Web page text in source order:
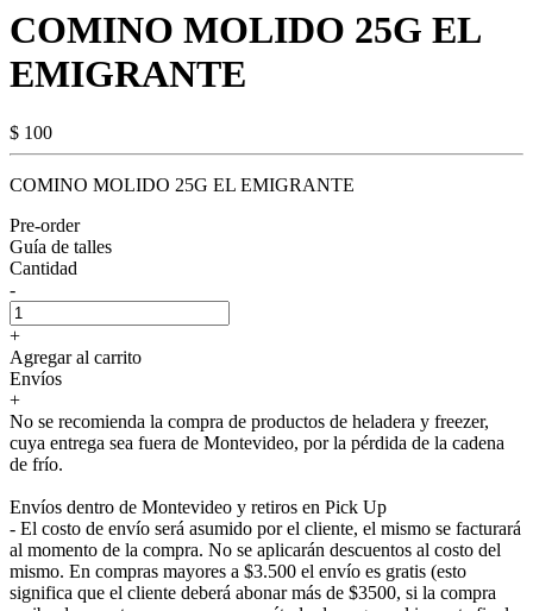
COMINO MOLIDO 25G EL
EMIGRANTE
$ 100
COMINO MOLIDO 25G EL EMIGRANTE
Pre-order
Guía de talles
Cantidad
-
+
Agregar al carrito
Envíos
+
No se recomienda la compra de productos de heladera y freezer,
cuya entrega sea fuera de Montevideo, por la pérdida de la cadena
de frío.
Envíos dentro de Montevideo y retiros en Pick Up
- El costo de envío será asumido por el cliente, el mismo se facturará
al momento de la compra. No se aplicarán descuentos al costo del
mismo. En compras mayores a $3.500 el envío es gratis (esto
significa que el cliente deberá abonar más de $3500, si la compra